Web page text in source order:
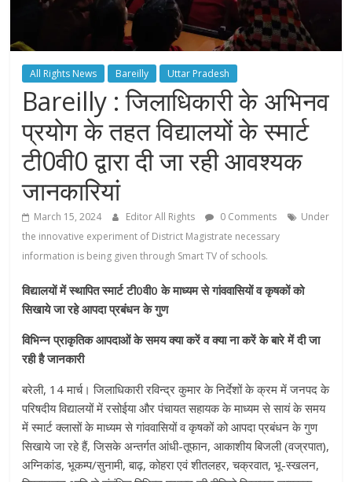
All Rights News Bareilly Uttar Pradesh
Bareilly : जिलाधिकारी के अभिनव
प्रयोग के तहत विद्यालयों के स्मार्ट
टी0वी0 द्वारा दी जा रही आवश्यक
जानकारियां
March 15, 2024 Editor All Rights 0 Comments
Under
the innovative experiment of District Magistrate necessary
information is being given through Smart TV of schools.
विद्यालयों में स्थापित स्मार्ट टी0वी0 के माध्यम से गांववासियों व कृषकों को
सिखाये जा रहे आपदा प्रबंधन के गुण
विभिन्न प्राकृतिक आपदाओं के समय क्या करें व क्या ना करें के बारे में दी जा
रही है जानकारी
बरेली, 14 मार्च। जिलाधिकारी रविन्द्र कुमार के निर्देशों के क्रम में जनपद के
परिषदीय विद्यालयों में रसोईया और पंचायत सहायक के माध्यम से सायं के समय
में स्मार्ट क्लासों के माध्यम से गांववासियों व कृषकों को आपदा प्रबंधन के गुण
सिखाये जा रहे हैं, जिसके अन्तर्गत आंधी-तूफान, आकाशीय बिजली (वज्रपात),
अग्निकांड, भूकम्प/सुनामी, बाढ़, कोहरा एवं शीतलहर, चक्रवात, भू-स्खलन,